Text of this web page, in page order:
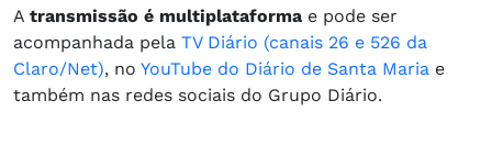
A transmissão é multiplataforma e pode ser
acompanhada pela TV Diário (canais 26 e 526 da
Claro/Net), no YouTube do Diário de Santa Maria e
também nas redes sociais do Grupo Diário.